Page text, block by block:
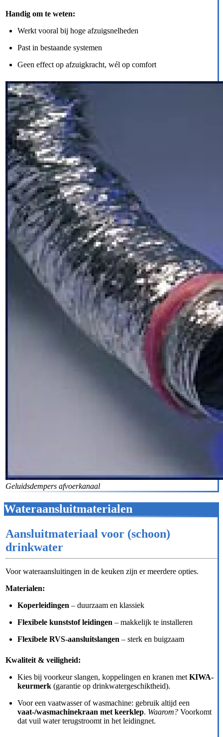
Handig om te weten:
Werkt vooral bij hoge afzuigsnelheden
Past in bestaande systemen
Geen effect op afzuigkracht, wél op comfort
Geluidsdempers afvoerkanaal
Wateraansluitmaterialen
Aansluitmateriaal voor (schoon)
drinkwater
Voor wateraansluitingen in de keuken zijn er meerdere opties.
Materialen:
Koperleidingen – duurzaam en klassiek
Flexibele kunststof leidingen – makkelijk te installeren
Flexibele RVS-aansluitslangen – sterk en buigzaam
Kwaliteit & veiligheid:
Kies bij voorkeur slangen, koppelingen en kranen met KIWA-
keurmerk (garantie op drinkwatergeschiktheid).
Voor een vaatwasser of wasmachine: gebruik altijd een
vaat-/wasmachinekraan met keerklep. Waarom? Voorkomt
dat vuil water terugstroomt in het leidingnet.